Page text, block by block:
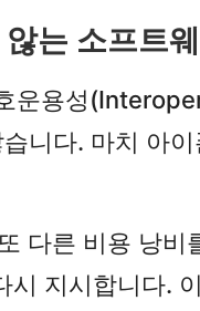
는 소프트
운용성
니다. 마치 아
다른 비용 낭
지시합니다.